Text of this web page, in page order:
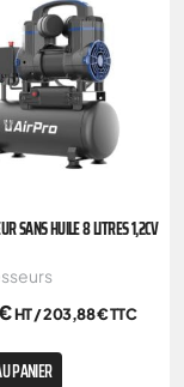
SANS HUILE 8 LITRES 1,2CV
HT /203,88€TTC
PANIER